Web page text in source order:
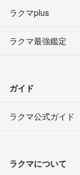
ラクマplus
ラクマ最強鑑定
ガイド
ラクマ公式ガイド
ラクマについて